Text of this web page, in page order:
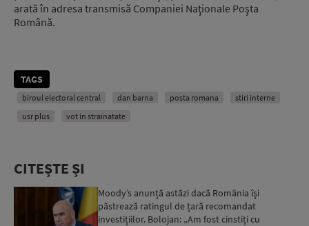
arată în adresa transmisă Companiei Naţionale Poşta
Română.
TAGS
biroul electoral central dan barna posta romana
stiri interne
usr plus
vot in strainatate
CITEȘTE ȘI
Moody’s anunță astăzi dacă România își
păstrează ratingul de țară recomandat
investițiilor. Bolojan: „Am fost cinstiți cu